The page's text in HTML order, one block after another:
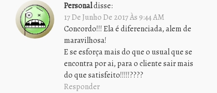
Personaldisse:
17 De Junho De 2017 Às 9:44 AM
Concordo!!! Ela é diferenciada, alem de
maravilhosa!
E se esforça mais do que o usual que se
encontra por ai, para o cliente sair mais
do que satisfeito!!!!!????
Responder